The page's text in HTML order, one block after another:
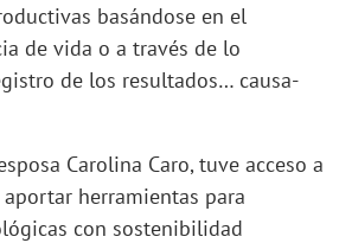
basándose en el
de vida o a través de lo
de los resultados… causa-
Carolina Caro, tuve acceso a
herramientas para
con sostenibilidad